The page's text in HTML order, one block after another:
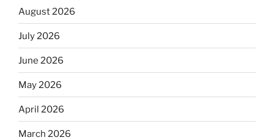
August 2026
July 2026
June 2026
May 2026
April 2026
March 2026